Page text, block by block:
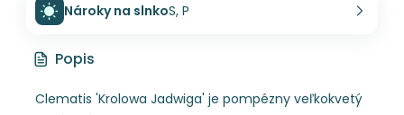
Nároky na slnkoS, P
Popis
Clematis 'Krolowa Jadwiga' je pompézny veľkokvetý